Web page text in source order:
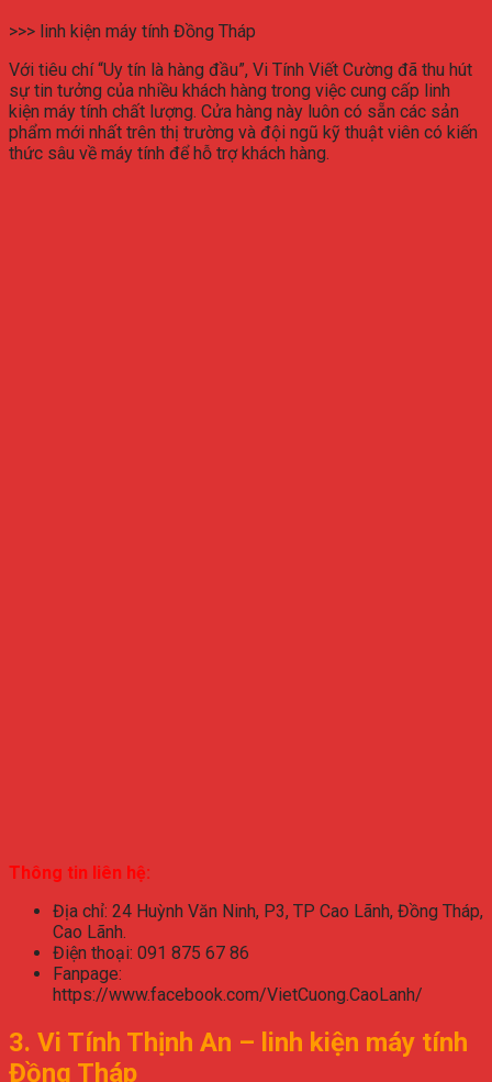
>>> linh kiện máy tính Đồng Tháp
Với tiêu chí “Uy tín là hàng đầu”, Vi Tính Viết Cường đã thu hút
sự tin tưởng của nhiều khách hàng trong việc cung cấp linh
kiện máy tính chất lượng. Cửa hàng này luôn có sẵn các sản
phẩm mới nhất trên thị trường và đội ngũ kỹ thuật viên có kiến
thức sâu về máy tính để hỗ trợ khách hàng.
Thông tin liên hệ:
Địa chỉ: 24 Huỳnh Văn Ninh, P3, TP Cao Lãnh, Đồng Tháp,
Cao Lãnh.
Điện thoại: 091 875 67 86
Fanpage:
https://www.facebook.com/VietCuong.CaoLanh/
3. Vi Tính Thịnh An – linh kiện máy tính
Đồng Tháp